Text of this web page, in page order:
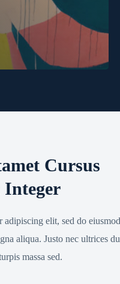
Cursus
Integer
adipiscing elit, sed do eiusmod
aliqua. Justo nec ultrices
massa sed.